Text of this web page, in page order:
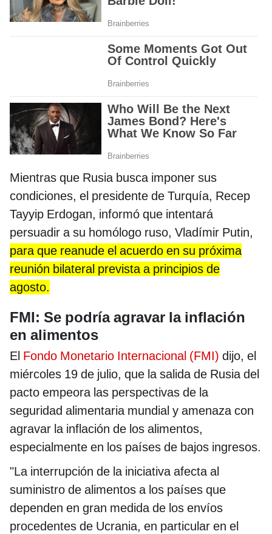
Mientras que Rusia busca imponer sus
condiciones, el presidente de Turquía, Recep
Tayyip Erdogan, informó que intentará
persuadir a su homólogo ruso, Vladímir Putin,
para que reanude el acuerdo en su próxima
reunión bilateral prevista a principios de
agosto.
FMI: Se podría agravar la inflación
en alimentos
El Fondo Monetario Internacional (FMI) dijo, el
miércoles 19 de julio, que la salida de Rusia del
pacto empeora las perspectivas de la
seguridad alimentaria mundial y amenaza con
agravar la inflación de los alimentos,
especialmente en los países de bajos ingresos.
"La interrupción de la iniciativa afecta al
suministro de alimentos a los países que
dependen en gran medida de los envíos
procedentes de Ucrania, en particular en el